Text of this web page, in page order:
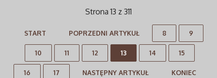
Strona 13 z 311
START POPRZEDNI ARTYKUŁ 8 9
10 11 12 13 14 15
16 17 NASTĘPNY ARTYKUŁ KONIEC